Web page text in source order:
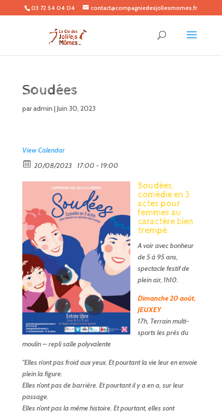
03 72 54 04 04 contact@compagniedesjoliesmomes.fr
Soudées
paradmin |Juin 30, 2023
View Calendar
20/08/2023
17:00 - 19:00
Soudées,
comédie en 3
actes pour
femmes au
caractère bien
trempé.
A voir avec bonheur
de 5 à 95 ans,
spectacle festif de
plein air, 1h10.
Dimanche 20 août,
JEUXEY
17h, Terrain multi-
sports les près du
moulin – repli salle polyvalente
"Elles n’ont pas froid aux yeux. Et pourtant la vie leur en envoie
plein la figure.
Elles n’ont pas de barrière. Et pourtant il y a en a, sur leur
passage.
Elles n’ont pas la même histoire. Et pourtant, elles sont